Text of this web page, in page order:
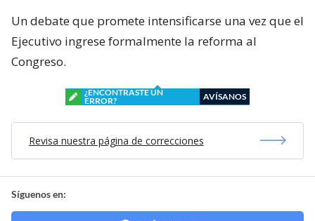
Un debate que promete intensificarse una vez que el
Ejecutivo ingrese formalmente la reforma al
Congreso.
¿ENCONTRASTE UN
ERROR?
AVÍSANOS
Revisa nuestra página de correcciones
Síguenos en: